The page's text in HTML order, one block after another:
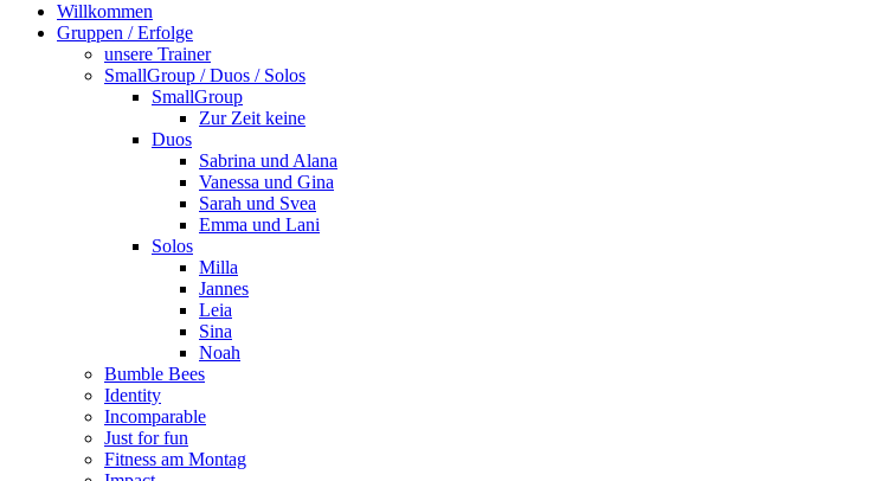
Willkommen
Gruppen / Erfolge
unsere Trainer
SmallGroup / Duos / Solos
SmallGroup
Zur Zeit keine
Duos
Sabrina und Alana
Vanessa und Gina
Sarah und Svea
Emma und Lani
Solos
Milla
Jannes
Leia
Sina
Noah
Bumble Bees
Identity
Incomparable
Just for fun
Fitness am Montag